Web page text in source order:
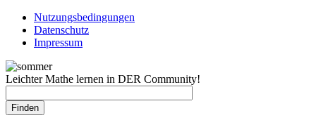
Direkt
zum
Inhalt
Rechtlicher
Schnellzugriff
Nutzungsbedingungen
Datenschutz
Impressum
Leichter Mathe lernen in DER Community!